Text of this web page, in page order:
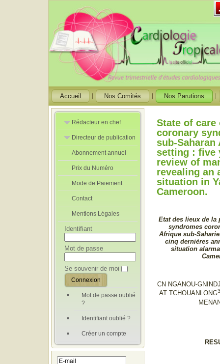
Accueil Nos Comités Nos Parutions
Rédacteur en chef
Rédacteurs en
Chef Adjoint
Directeur de publication
Directeur de
publication
adjoint
Abonnement annuel
Prix du Numéro
Mode de Paiement
Contact
Mentions Légales
Identifiant
Mot de passe
Se souvenir de moi
Mot de passe oublié
?
Identifiant oublié ?
Créer un compte
State of care
coronary
sub-Saharan
setting : five
review of
revealing an
situation in
Cameroon.
Etat des lieux de la
syndromes
Afrique sub-
cinq dernières
situation
CN NGANOU-
AT TCHOUANLONG3